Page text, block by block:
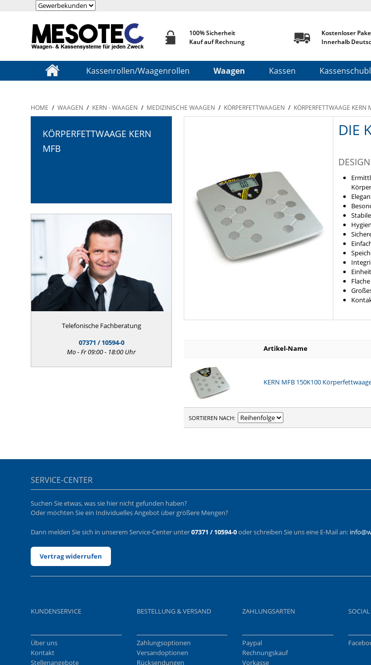
100% Sicherheit
Kauf auf Rechnung
Kostenloser
Innerhalb
Kassenrollen/Waagenrollen Waagen Kassen
HOME / WAAGEN / KERN - WAAGEN / MEDIZINISCHE WAAGEN / KÖRPERFETTWAAGEN / KÖRPERFETTWAAGE KERN
KÖRPERFETTWAAGE KERN
MFB
Telefonische Fachberatung
07371 / 10594-0
Mo - Fr 09:00 - 18:00 Uhr
DIE
Artikel-Name
KERN MFB 150K100
SORTIEREN NACH
SERVICE-CENTER
Suchen Sie etwas, was sie hier nicht gefunden haben?
Oder möchten Sie ein Individuelles Angebot über größere Mengen?
Dann melden Sie sich in unserem Service-Center unter07371 / 10594-0oder schreiben Sie uns eine E-Mail an:
Vertrag widerrufen
KUNDENSERVICE
Über uns
Kontakt
Stellenangebote
BESTELLUNG & VERSAND
Zahlungsoptionen
Versandoptionen
Rücksendungen
ZAHLUNGSARTEN
Paypal
Rechnungskauf
Vorkasse